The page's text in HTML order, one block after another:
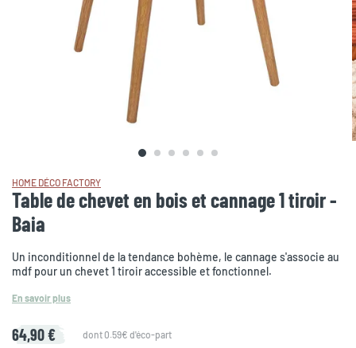
HOME DÉCO FACTORY
Table de chevet en bois et cannage 1 tiroir -
Baia
Un inconditionnel de la tendance bohème, le cannage s'associe au
mdf pour un chevet 1 tiroir accessible et fonctionnel.
En savoir plus
64,90 € dont 0.59€ d'éco-part